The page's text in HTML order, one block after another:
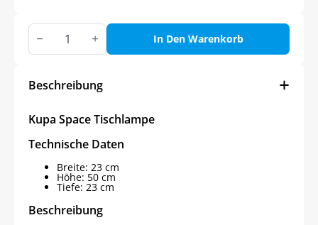
Kupa
Space
Tischlampe
In Den Warenkorb
Beschreibung
Kupa Space Tischlampe
Technische Daten
Breite: 23 cm
Höhe: 50 cm
Tiefe: 23 cm
Beschreibung